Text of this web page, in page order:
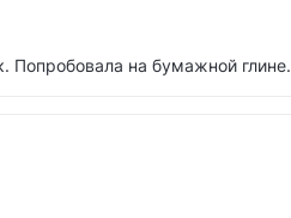
Попробовала на бумажной глине.